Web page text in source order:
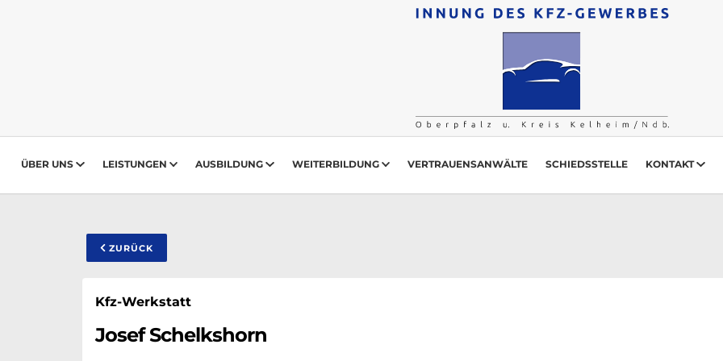
ÜBER UNS LEISTUNGEN AUSBILDUNG WEITERBILDUNG VERTRAUENSANWÄLTE SCHIEDSSTELLE KONTAKT
ZURÜCK
Kfz-Werkstatt
Josef Schelkshorn